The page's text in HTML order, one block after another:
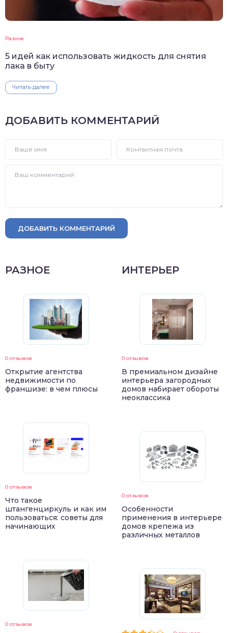
Разное
5 идей как использовать жидкость для снятия
лака в быту
Читать далее
ДОБАВИТЬ КОММЕНТАРИЙ
ДОБАВИТЬ КОММЕНТАРИЙ
РАЗНОЕ
0 отзывов
Открытие агентства
недвижимости по
франшизе: в чем плюсы
0 отзывов
Что такое
штангенциркуль и как им
пользоваться: советы для
начинающих
0 отзывов
ИНТЕРЬЕР
0 отзывов
В премиальном дизайне
интерьера загородных
домов набирает обороты
неоклассика
0 отзывов
Особенности
применения в интерьере
домов крепежа из
различных металлов